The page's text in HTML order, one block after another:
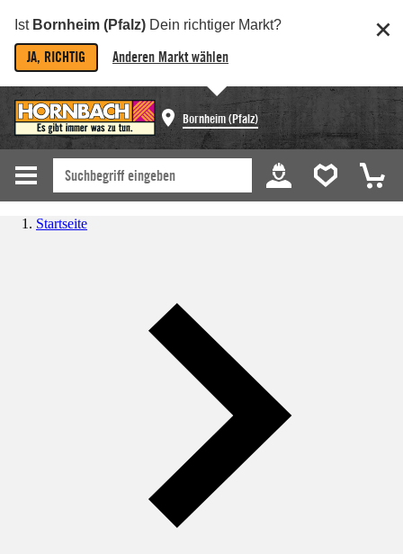
Ist Bornheim (Pfalz) Dein richtiger Markt?
JA, RICHTIG Anderen Markt wählen
Bornheim (Pfalz)
Startseite